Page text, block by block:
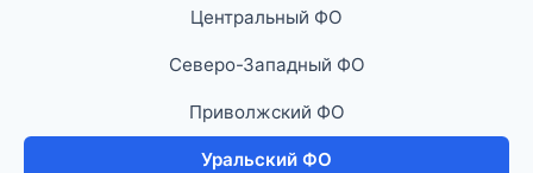
Центральный ФО
Северо-Западный ФО
Приволжский ФО
Уральский ФО